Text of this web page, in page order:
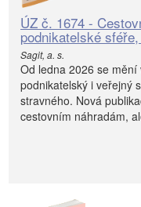
ÚZ č. 1674 -
podnikatelské
Sagit, a. s.
Od ledna 2026 se
podnikatelský i veřejný
stravného. Nová
cestovním náhradám,